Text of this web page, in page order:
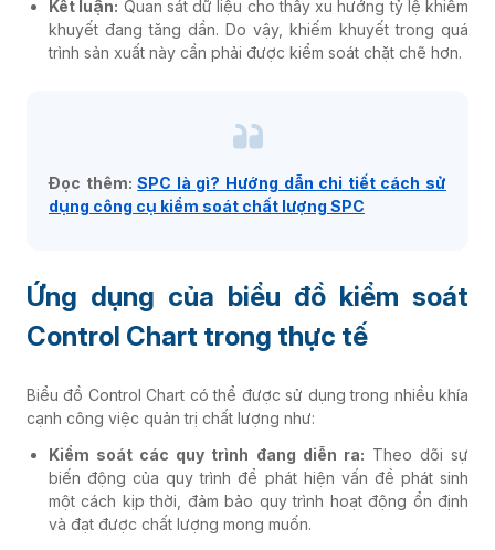
Kết luận: Quan sát dữ liệu cho thấy xu hướng tỷ lệ khiếm
khuyết đang tăng dần. Do vậy, khiếm khuyết trong quá
trình sản xuất này cần phải được kiểm soát chặt chẽ hơn.
Đọc thêm:SPC là gì? Hướng dẫn chi tiết cách sử
dụng công cụ kiểm soát chất lượng SPC
Ứng dụng của biểu đồ kiểm soát
Control Chart trong thực tế
Biểu đồ Control Chart có thể được sử dụng trong nhiều khía
cạnh công việc quản trị chất lượng như:
Kiểm soát các quy trình đang diễn ra: Theo dõi sự
biến động của quy trình để phát hiện vấn đề phát sinh
một cách kịp thời, đảm bảo quy trình hoạt động ổn định
và đạt được chất lượng mong muốn.